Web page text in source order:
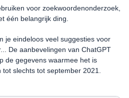
voor zoekwoordenonderzoek,
één belangrijk ding.
je eindeloos veel suggesties voor
De aanbevelingen van ChatGPT
de gegevens waarmee het is
slechts tot september 2021.